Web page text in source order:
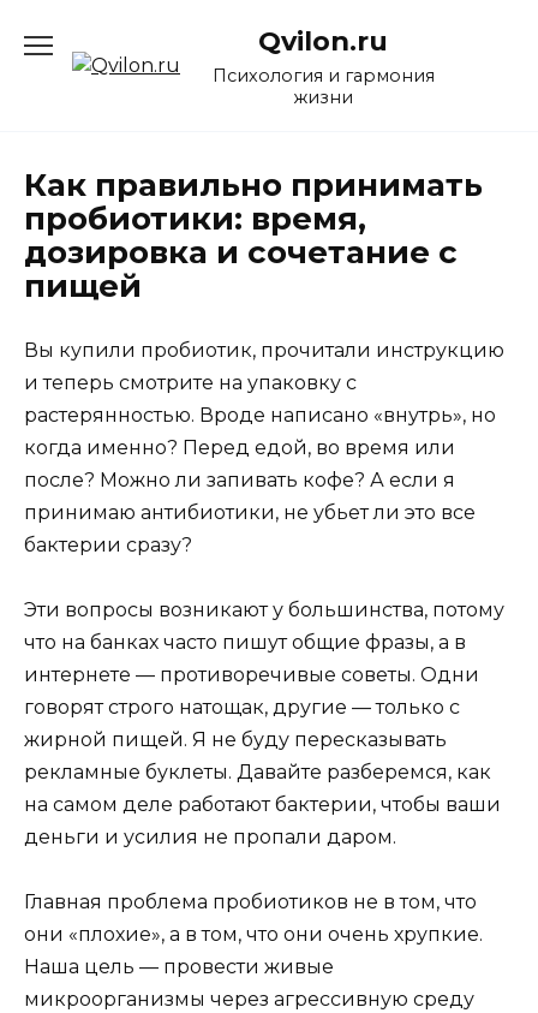
содержанию
Qvilon.ru
Психология и гармония
жизни
Как правильно принимать
пробиотики: время,
дозировка и сочетание с
пищей
Вы купили пробиотик, прочитали инструкцию
и теперь смотрите на упаковку с
растерянностью. Вроде написано «внутрь», но
когда именно? Перед едой, во время или
после? Можно ли запивать кофе? А если я
принимаю антибиотики, не убьет ли это все
бактерии сразу?
Эти вопросы возникают у большинства, потому
что на банках часто пишут общие фразы, а в
интернете — противоречивые советы. Одни
говорят строго натощак, другие — только с
жирной пищей. Я не буду пересказывать
рекламные буклеты. Давайте разберемся, как
на самом деле работают бактерии, чтобы ваши
деньги и усилия не пропали даром.
Главная проблема пробиотиков не в том, что
они «плохие», а в том, что они очень хрупкие.
Наша цель — провести живые
микроорганизмы через агрессивную среду